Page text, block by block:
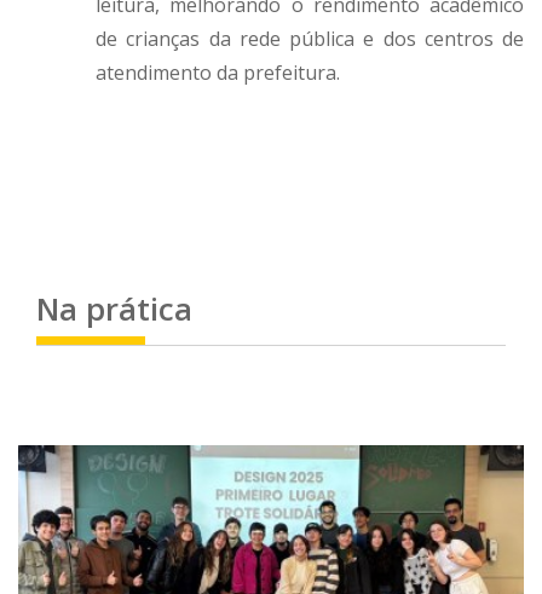
de crianças da rede pública e dos centros de
atendimento da prefeitura.
Na prática